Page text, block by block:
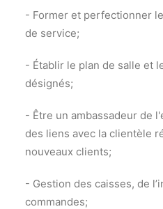
- Former et perfectionner
de service;
- Établir le plan de salle et
désignés;
- Être un ambassadeur de
des liens avec la clientèle
nouveaux clients;
- Gestion des caisses, de
commandes;